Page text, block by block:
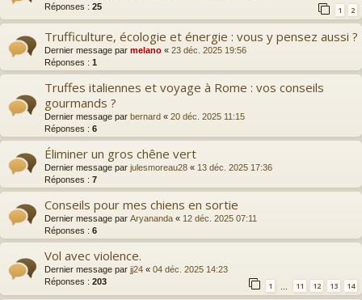
Réponses : 25 1 2
Trufficulture, écologie et énergie : vous y pensez aussi ?
Dernier message par melano « 23 déc. 2025 19:56
Réponses : 1
Truffes italiennes et voyage à Rome : vos conseils
gourmands ?
Dernier message par bernard « 20 déc. 2025 11:15
Réponses : 6
Éliminer un gros chêne vert
Dernier message par julesmoreau28 « 13 déc. 2025 17:36
Réponses : 7
Conseils pour mes chiens en sortie
Dernier message par Aryananda « 12 déc. 2025 07:11
Réponses : 6
Vol avec violence.
Dernier message par jj24 « 04 déc. 2025 14:23
Réponses : 203 1 11 12 13 14